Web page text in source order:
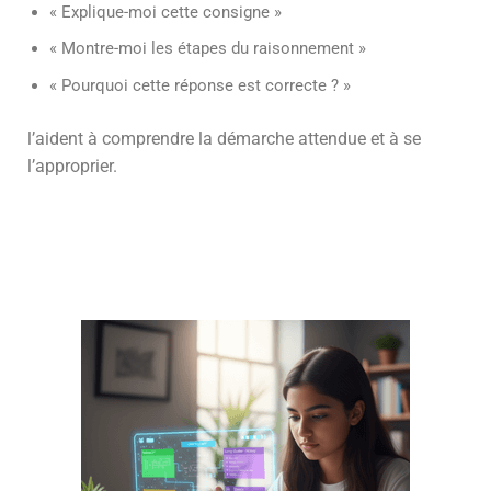
« Explique-moi cette consigne »
« Montre-moi les étapes du raisonnement »
« Pourquoi cette réponse est correcte ? »
l’aident à comprendre la démarche attendue et à se
l’approprier.